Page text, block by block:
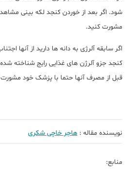
شود. اگر بعد از خوردن کنجد لکه بینی
مشورت کنید.
اگر سابقه آلرژی به دانه ها دارید از آنها
کنجد جزو آلرژن های غذایی رایج شناخته
قبل از مصرف آنها حتما با پزشک خود
نویسنده مقاله : هاجر خاچی شکری
منابع: